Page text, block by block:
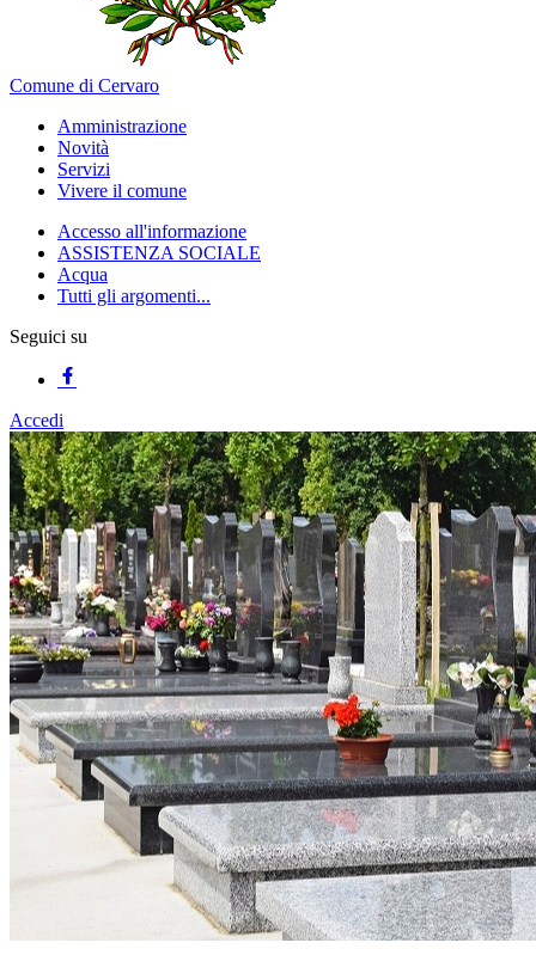
Comune di Cervaro
Amministrazione
Novità
Servizi
Vivere il comune
Accesso all'informazione
ASSISTENZA SOCIALE
Acqua
Tutti gli argomenti...
Seguici su
Accedi